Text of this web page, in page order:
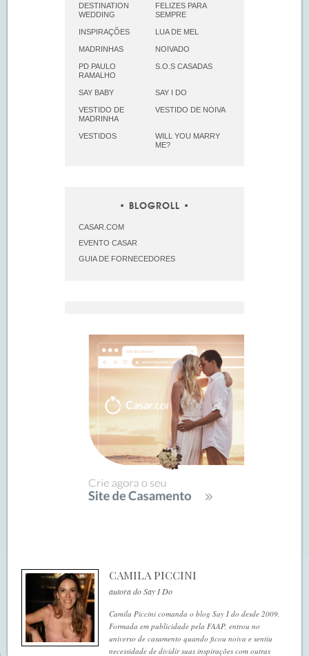
DESTINATION
WEDDING
FELIZES PARA
SEMPRE
INSPIRAÇÕES LUA DE MEL
MADRINHAS NOIVADO
PD PAULO
RAMALHO
S.O.S CASADAS
SAY BABY SAY I DO
VESTIDO DE
MADRINHA
VESTIDO DE NOIVA
VESTIDOS
WILL YOU MARRY
ME?
BLOGROLL
CASAR.COM
EVENTO CASAR
GUIA DE FORNECEDORES
CAMILA PICCINI
autora do Say I Do
Camila Piccini comanda o blog Say I do desde 2009.
Formada em publicidade pela FAAP, entrou no
universo de casamento quando ficou noiva e sentiu
necessidade de dividir suas inspirações com outras